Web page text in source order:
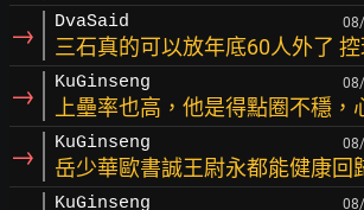
→ DvaSaid
三石真的可以放年底60人外了
→ KuGinseng
上壘率也高，他是得點圈不穩，
→ KuGinseng
岳少華歐書誠王尉永都能健康回
KuGinseng